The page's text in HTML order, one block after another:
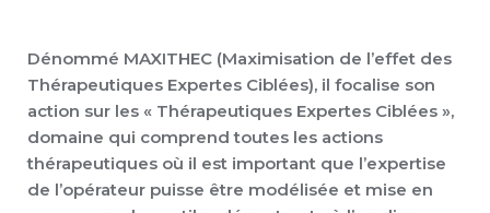
Dénommé MAXITHEC (Maximisation de l’effet des
Thérapeutiques Expertes Ciblées), il focalise son
action sur les « Thérapeutiques Expertes Ciblées »,
domaine qui comprend toutes les actions
thérapeutiques où il est important que l’expertise
de l’opérateur puisse être modélisée et mise en